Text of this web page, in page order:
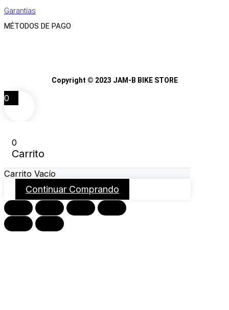
Garantías
MÉTODOS DE PAGO
Copyright © 2023 JAM-B BIKE STORE
0
0
Carrito
Carrito Vacío
Continuar Comprando